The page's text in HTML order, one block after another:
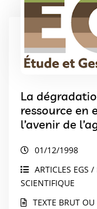
La
ressource en
l’avenir de
Méditérranée ?
01/12/1998
ARTICLES EGS
SCIENTIFIQUE
TEXTE BRUT OU